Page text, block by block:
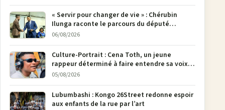
« Servir pour changer de vie » : Chérubin
Ilunga raconte le parcours du député
national Jethro Muyombi Tshimbu en 137
06/08/2026
Culture-Portrait : Cena Toth, un jeune
rappeur déterminé à faire entendre sa voix à
Bunia
05/08/2026
Lubumbashi : Kongo 26Street redonne espoir
aux enfants de la rue par l’art